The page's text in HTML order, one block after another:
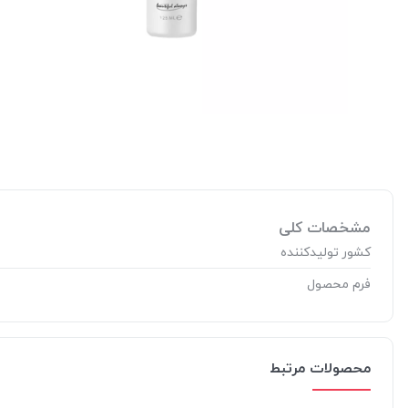
مشخصات کلی
کشور تولید‎کننده
فرم محصول
محصولات مرتبط